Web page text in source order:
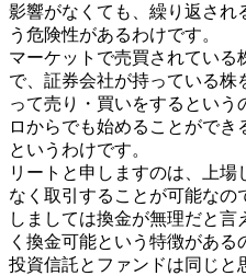
影響がなくても、繰り返され
う危険性があるわけです。
マーケットで売買されている
で、証券会社が持っている株
って売り・買いをするとい
ロからでも始めることがで
というわけです。
リートと申しますのは、上場
なく取引することが可能なの
しましては換金が無理だと
く換金可能という特徴がある
投資信託とファンドは同じと